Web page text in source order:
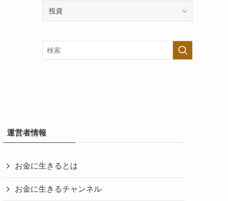
ー
で
運営者情報
お金に生きるとは
お金に生きるチャンネル